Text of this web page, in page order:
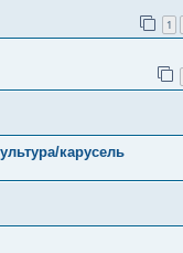
1
карусель